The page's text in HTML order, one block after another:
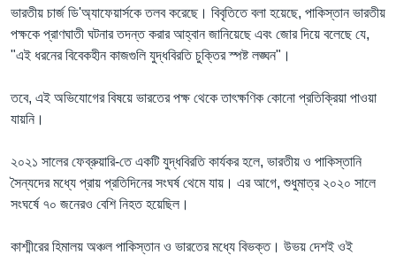
ভারতীয় চার্জ ডি'অ্যাফেয়ার্সকে তলব করেছে। বিবৃতিতে বলা হয়েছে, পাকিস্তান ভারতীয়
পক্ষকে প্রাণঘাতী ঘটনার তদন্ত করার আহ্বান জানিয়েছে এবং জোর দিয়ে বলেছে যে,
"এই ধরনের বিবেকহীন কাজগুলি যুদ্ধবিরতি চুক্তির স্পষ্ট লঙ্ঘন"।
তবে, এই অভিযোগের বিষয়ে ভারতের পক্ষ থেকে তাৎক্ষণিক কোনো প্রতিক্রিয়া পাওয়া
যায়নি।
২০২১ সালের ফেব্রুয়ারি-তে একটি যুদ্ধবিরতি কার্যকর হলে, ভারতীয় ও পাকিস্তানি
সৈন্যদের মধ্যে প্রায় প্রতিদিনের সংঘর্ষ থেমে যায়। এর আগে, শুধুমাত্র ২০২০ সালে
সংঘর্ষে ৭০ জনেরও বেশি নিহত হয়েছিল।
কাশ্মীরের হিমালয় অঞ্চল পাকিস্তান ও ভারতের মধ্যে বিভক্ত। উভয় দেশই ওই